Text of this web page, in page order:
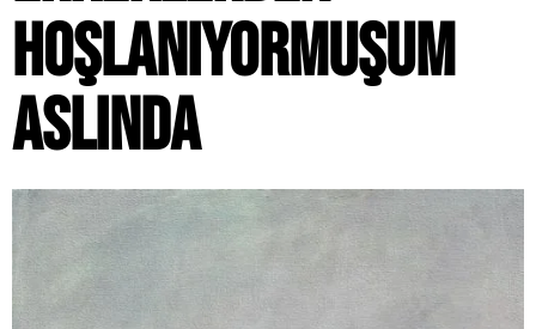
HOŞLANIYORMUŞUM
ASLINDA